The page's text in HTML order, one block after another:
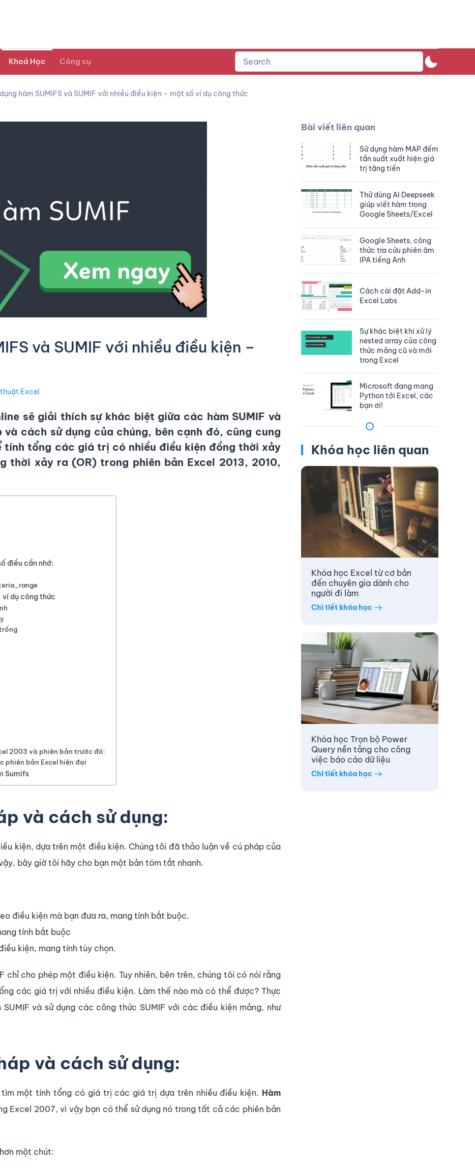
Khoá Học Công cụ
hàm SUMIFS và SUMIF với nhiều điều kiện – một số ví dụ công thức
và SUMIF với nhiều điều kiện –
Excel
sẽ giải thích sự khác biệt giữa các hàm SUMIF và
và cách sử dụng của chúng, bên cạnh đó, cũng cung
tính tổng các giá trị có nhiều điều kiện đồng thời xảy
thời xảy ra (OR) trong phiên bản Excel 2013, 2010,
điều cần nhớ:
ví dụ công thức
2003 và phiên bản trước đó:
phiên bản Excel hiện đại
Sumifs
và cách sử dụng:
kiện, dựa trên một điều kiện. Chúng tôi đã thảo luận về cú pháp của
bây giờ tôi hãy cho bạn một bản tóm tắt nhanh.
điều kiện mà bạn đưa ra, mang tính bắt buộc.
tính bắt buộc
kiện, mang tính tùy chọn.
chỉ cho phép một điều kiện. Tuy nhiên, bên trên, chúng tôi có nói rằng
các giá trị với nhiều điều kiện. Làm thế nào mà có thể được? Thực
và sử dụng các công thức SUMIF với các điều kiện mảng, như
và cách sử dụng:
một tính tổng có giá trị các giá trị dựa trên nhiều điều kiện. Hàm
Excel 2007, vì vậy bạn có thể sử dụng nó trong tất cả các phiên bản
một chút:
Bài viết liên quan
Sử dụng hàm MAP đếm
tần suất xuất hiện giá
trị tăng tiến
Thử dùng AI Deepseek
giúp viết hàm trong
Google Sheets/Excel
Google Sheets, công
thức tra cứu phiên âm
IPA tiếng Anh
Cách cài đặt Add-in
Excel Labs
Sự khác biệt khi xử lý
nested array của công
thức mảng cũ và mới
trong Excel
Microsoft đang mang
Python tới Excel, các
bạn ơi!
Khóa học liên quan
Khóa học Excel từ cơ bản
đến chuyên gia dành cho
người đi làm
Chi tiết khóa học
Khóa học Trọn bộ Power
Query nền tảng cho công
việc báo cáo dữ liệu
Chi tiết khóa học